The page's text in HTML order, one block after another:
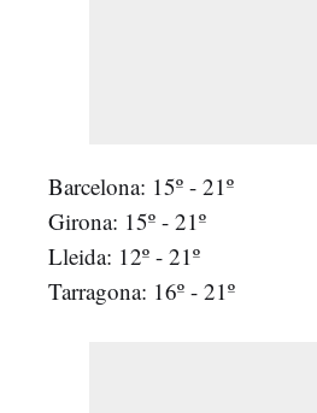
Barcelona: 15º - 21º
Girona: 15º - 21º
Lleida: 12º - 21º
Tarragona: 16º - 21º